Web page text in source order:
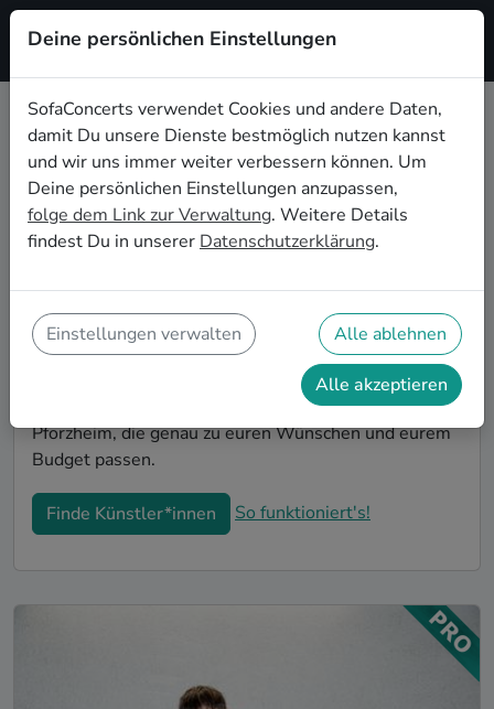
Registrieren
Singer songwriter Live-Musik für
den Junggesellenabschied in
Pforzheim
Singer songwriter Singer-Songwriter*innen und
Pforzheim. Mit Live-Musik wird euer JGA zu einem
unvergesslichen Highlight - die Idee für besondere
Feierlichkeiten vor der Hochzeit! Auf SofaConcerts
findet ihr Singer songwriter Musiker*innen in
Pforzheim, die genau zu euren Wünschen und eurem
Budget passen.
Finde Künstler*innen So funktioniert's!
Deine persönlichen Einstellungen
SofaConcerts verwendet Cookies und andere Daten,
damit Du unsere Dienste bestmöglich nutzen kannst
und wir uns immer weiter verbessern können. Um
Deine persönlichen Einstellungen anzupassen,
folge dem Link zur Verwaltung. Weitere Details
findest Du in unserer Datenschutzerklärung.
Einstellungen verwalten Alle ablehnen
Alle akzeptieren